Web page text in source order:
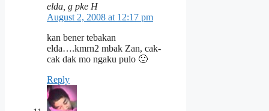
elda, g pke H
August 2, 2008 at 12:17 pm
kan bener tebakan
elda….kmrn2 mbak Zan, cak-
cak dak mo ngaku pulo 🙁
Reply